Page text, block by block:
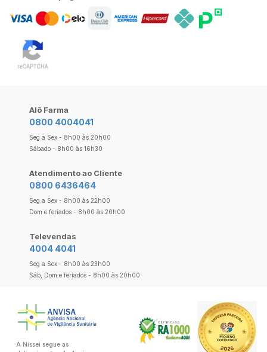
Alô Farma
0800 4004041
Seg a Sex - 8h00 às 20h00
Sábado - 8h00 às 16h30
Atendimento ao Cliente
0800 6436464
Seg a Sex - 8h00 às 22h00
Dom e feriados - 8h00 às 20h00
Televendas
4004 4041
Seg a Sex - 8h00 às 23h00
Sáb, Dom e feriados - 8h00 às 20h00
A Nissei segue as